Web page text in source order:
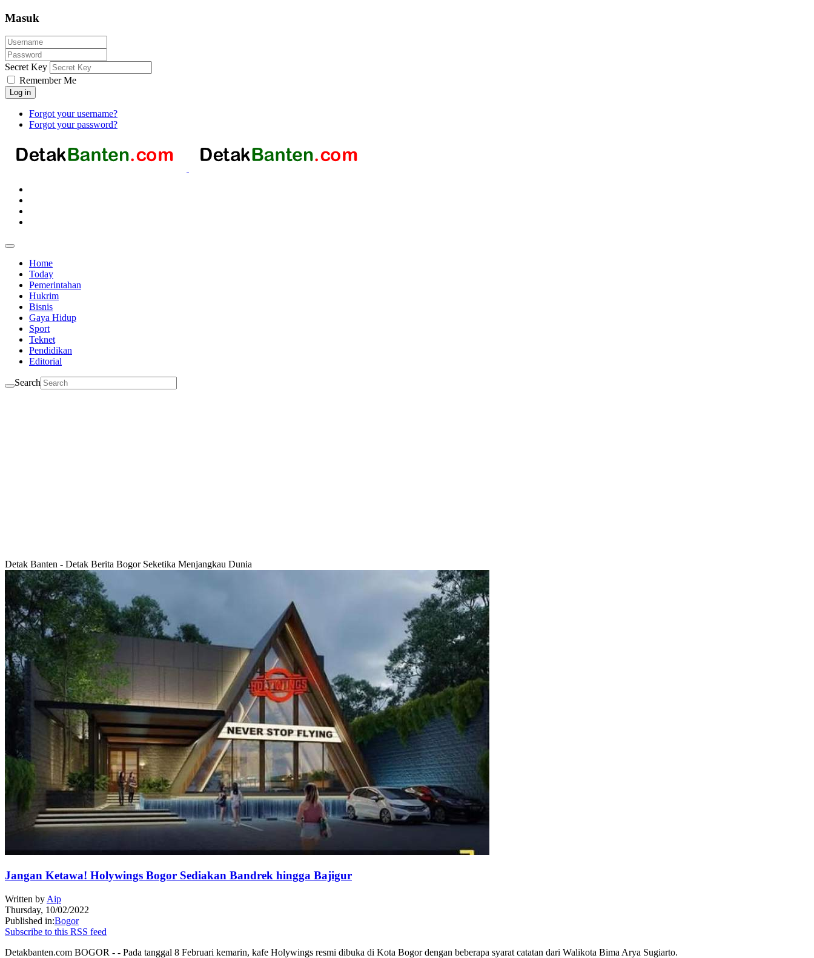
Masuk
Secret Key
Remember Me
Log in
Forgot your username?
Forgot your password?
Home
Today
Pemerintahan
Hukrim
Bisnis
Gaya Hidup
Sport
Teknet
Pendidikan
Editorial
Search
Detak Banten - Detak Berita Bogor Seketika Menjangkau Dunia
Jangan Ketawa! Holywings Bogor Sediakan Bandrek hingga Bajigur
Written by Aip
Thursday, 10/02/2022
Published in:Bogor
Subscribe to this RSS feed
Detakbanten.com BOGOR - - Pada tanggal 8 Februari kemarin, kafe Holywings resmi dibuka di Kota Bogor dengan beberapa syarat catatan dari Walikota Bima Arya Sugiarto.